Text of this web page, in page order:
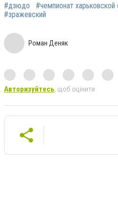
#дзюдо #чемпионат харьковской
#зражевский
Роман Деняк
Авторизуйтесь, щоб оцінити